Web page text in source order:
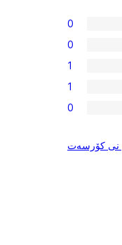
0
0
1
1
0
ئىنكاس
نى كۆرسەت